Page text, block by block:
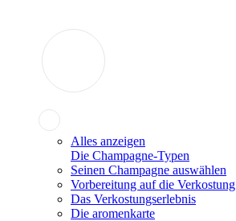
Alles anzeigen
Die Champagne-Typen
Seinen Champagne auswählen
Vorbereitung auf die Verkostung
Das Verkostungserlebnis
Die aromenkarte